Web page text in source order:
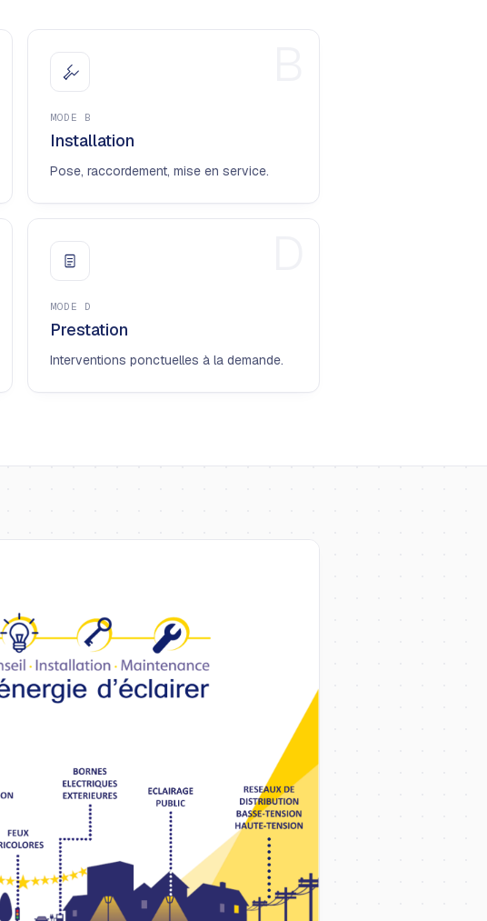
MODE B
Installation
Pose, raccordement, mise en service.
MODE D
Prestation
Interventions ponctuelles à la demande.